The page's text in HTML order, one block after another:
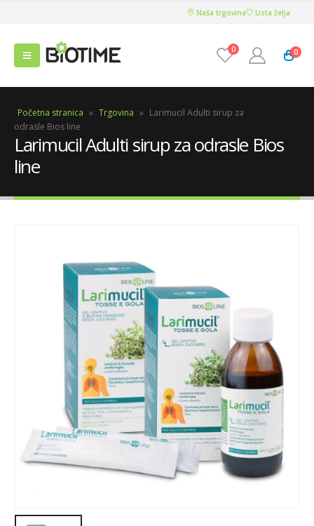
Naša trgovina Lista želja
0 0
Početna stranica » Trgovina » Larimucil Adulti sirup za
odrasle Bios line
Larimucil Adulti sirup za odrasle Bios
line